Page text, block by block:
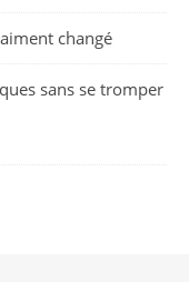
changé
sans se tromper